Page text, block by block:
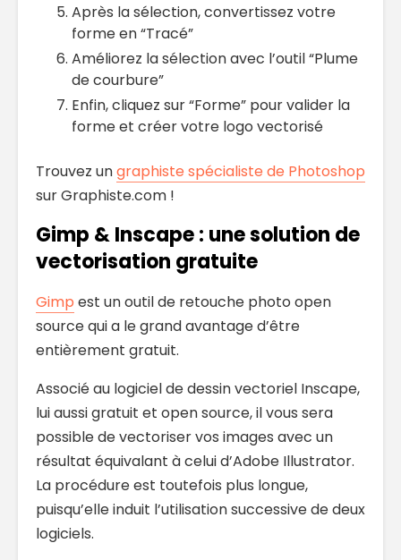
Après la sélection, convertissez votre
forme en “Tracé”
Améliorez la sélection avec l’outil “Plume
de courbure”
Enfin, cliquez sur “Forme” pour valider la
forme et créer votre logo vectorisé
Trouvez ungraphiste spécialiste de Photoshop
sur Graphiste.com !
Gimp & Inscape : une solution de
vectorisation gratuite
Gimp est un outil de retouche photo open
source qui a le grand avantage d’être
entièrement gratuit.
Associé au logiciel de dessin vectoriel Inscape,
lui aussi gratuit et open source, il vous sera
possible de vectoriser vos images avec un
résultat équivalant à celui d’Adobe Illustrator.
La procédure est toutefois plus longue,
puisqu’elle induit l’utilisation successive de deux
logiciels.